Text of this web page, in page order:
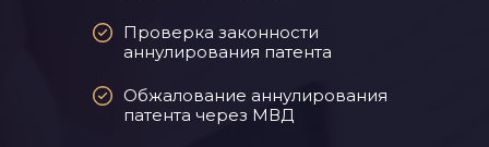
Проверка законности
аннулирования патента
Обжалование аннулирования
патента через МВД